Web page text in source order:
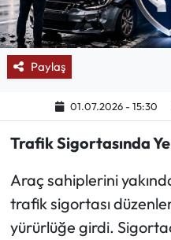
Paylaş
01.07.2026 - 15:30
Trafik Sigortasında
Araç sahiplerini
trafik sigortası
yürürlüğe girdi.
Köşe Yazıları
Karikatür Galeri
ASTROLOJİ
Spor Yazıları
Mektup Galeri